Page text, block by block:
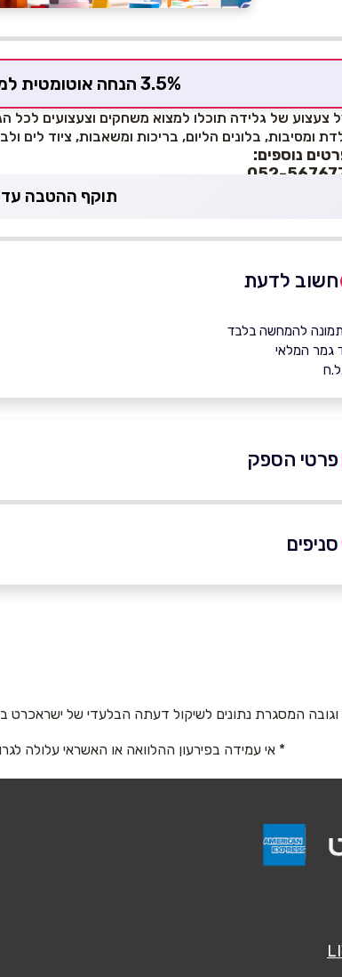
3.5% הנחה אוטומטית למשלמים בכרטיס המועדון
צעצוע של גלידה תוכלו למצוא משחקים וצעצועים לכל
ומסיבות, בלונים הליום, בריכות ומשאבות, ציוד לים
נוספים:
052-
תוקף ההטבה עד -
חשוב לדעת
להמחשה בלבד
גמר המלאי
פרטי הספק
נושא*
אנא חזרו אלי בקשר ל...
סניפים
המסגרת נתונים לשיקול דעתה הבלעדי של ישראכרט
* אי עמידה בפירעון ההלוואה או האשראי עלולה